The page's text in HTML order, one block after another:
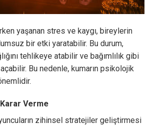
yaşanan stres ve kaygı, bireylerin
bir etki yaratabilir. Bu durum,
tehlikeye atabilir ve bağımlılık gibi
Bu nedenle, kumarın psikolojik
Verme
zihinsel stratejiler geliştirmesi